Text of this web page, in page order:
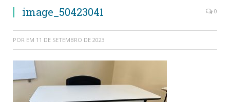
image_50423041 0
POR EM 11 DE SETEMBRO DE 2023